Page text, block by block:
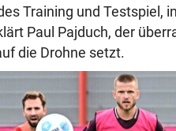
Training und Testspiel,
Paul Pajduch, der
die Drohne setzt.